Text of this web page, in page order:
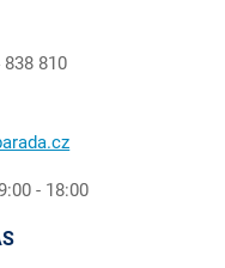
810
- 18:00